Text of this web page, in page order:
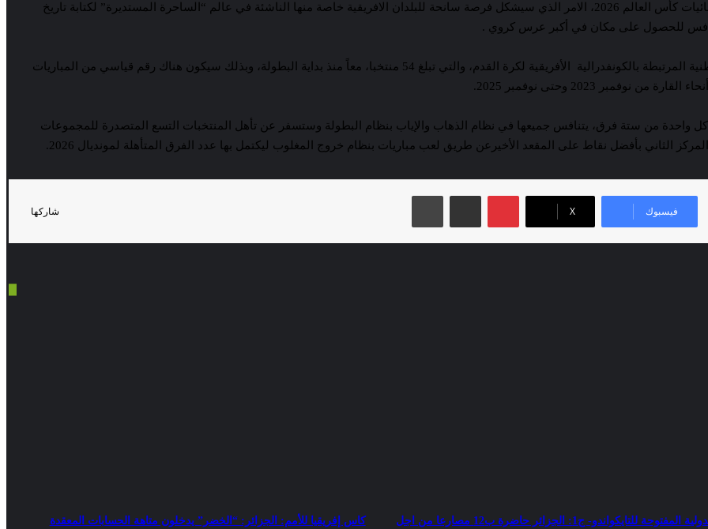
وللمرة الأولى، ستكون القارة الافريقية ممثلة بتسعة منتخبات في نهائيات كأس العالم 2026، الامر الذي سيشكل فرصة سانحة للبلدان الافريقية خاصة منها الناشئة في عالم “الساحرة المستديرة” لكتابة تاريخ
للحصول على مكان في أكبر عرس كروي .
وستكون هذه المرة الأولى التي ستتنافس فيها جميع المنتخبات الوطنية المرتبطة بالكونفدرالية الأفريقية لكرة القدم، والتي تبلغ 54 منتخبا، معاً منذ بداية البطولة، وبذلك سيكون هناك رقم قياسي من المباريات
من ستة فرق، يتنافس جميعها في نظام الذهاب والإياب بنظام البطولة وستسفر عن تأهل المنتخبات التسع المتصدرة للمجموعات
الثاني بأفضل نقاط على المقعد الأخيرعن طريق لعب مباريات بنظام خروج المغلوب ليكتمل بها عدد الفرق المتأهلة لمونديال 2026.
شاركها فيسبوك ‫X
بينتيريستمشاركة عبر البريد طباعة
كاس إفريقيا للأمم: الجزائر: “الخضر” يدخلون متاهة الحسابات المعقدة
الدورة الدولية المفتوحة للتايكواندو- ج1: الجزائر حاضرة ب12 مصارعا من اجل